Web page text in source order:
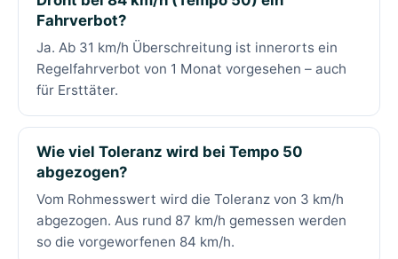
Fahrverbot?
Ja. Ab 31 km/h Überschreitung ist innerorts ein
Regelfahrverbot von 1 Monat vorgesehen – auch
für Ersttäter.
Wie viel Toleranz wird bei Tempo 50
abgezogen?
Vom Rohmesswert wird die Toleranz von 3 km/h
abgezogen. Aus rund 87 km/h gemessen werden
so die vorgeworfenen 84 km/h.